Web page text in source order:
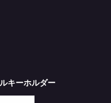
キーホルダー